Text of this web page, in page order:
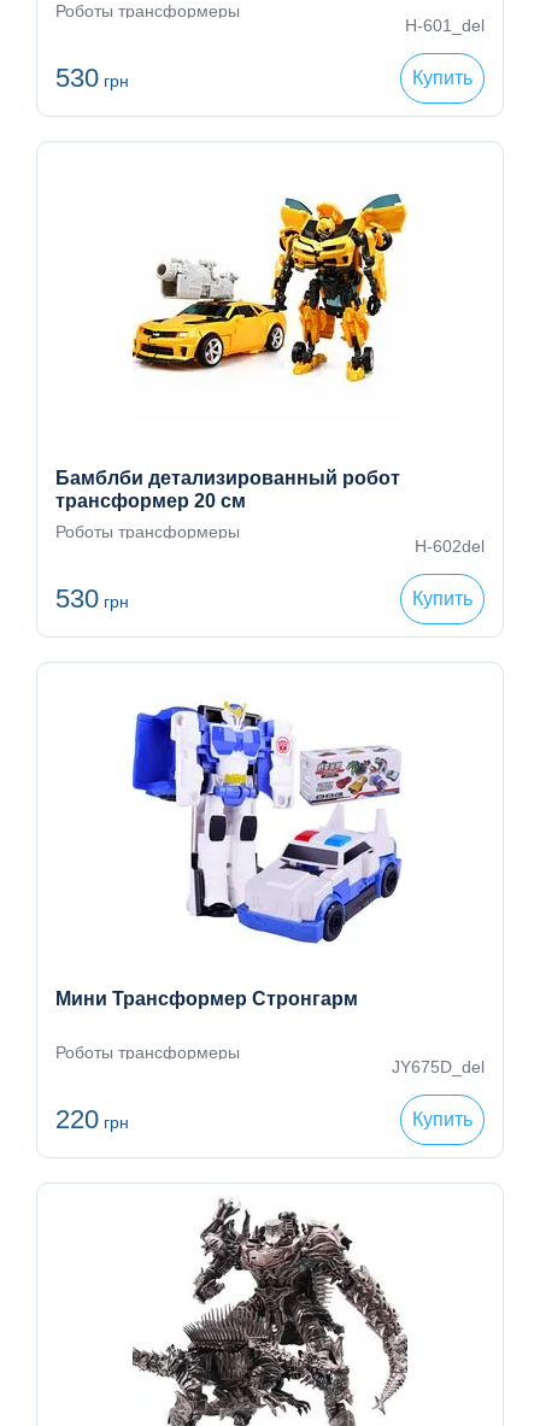
Роботы трансформеры
H-601_del
530 грн Купить
Бамблби детализированный робот
трансформер 20 см
Роботы трансформеры
H-602del
530 грн Купить
Мини Трансформер Стронгарм
Роботы трансформеры
JY675D_del
220 грн Купить